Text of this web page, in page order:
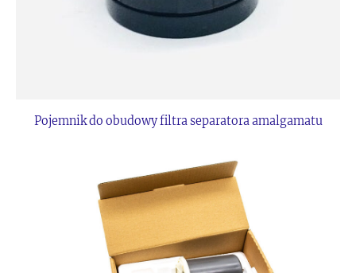
Pojemnik do obudowy filtra separatora amalgamatu